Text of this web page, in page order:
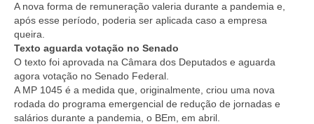
A nova forma de remuneração valeria durante a pandemia e,
após esse período, poderia ser aplicada caso a empresa
queira.
Texto aguarda votação no Senado
O texto foi aprovada na Câmara dos Deputados e aguarda
agora votação no Senado Federal.
A MP 1045 é a medida que, originalmente, criou uma nova
rodada do programa emergencial de redução de jornadas e
salários durante a pandemia, o BEm, em abril.